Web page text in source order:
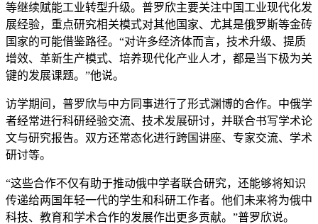
等继续赋能工业转型升级。普罗欣主要关注中国工业现代化发
展经验，重点研究相关模式对其他国家、尤其是俄罗斯等金砖
国家的可能借鉴路径。“对许多经济体而言，技术升级、提质
增效、革新生产模式、培养现代化产业人才，都是当下极为关
键的发展课题。”他说。
访学期间，普罗欣与中方同事进行了形式渊博的合作。中俄学
者经常进行科研经验交流、技术发展研讨，并联合书写学术论
文与研究报告。双方还常态化进行跨国讲座、专家交流、学术
研讨等。
“这些合作不仅有助于推动俄中学者联合研究，还能够将知识
传递给两国年轻一代的学生和科研工作者。他们未来将为俄中
科技、教育和学术合作的发展作出更多贡献。”普罗欣说。